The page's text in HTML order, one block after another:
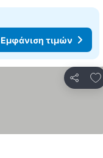
Εμφάνιση τιμών